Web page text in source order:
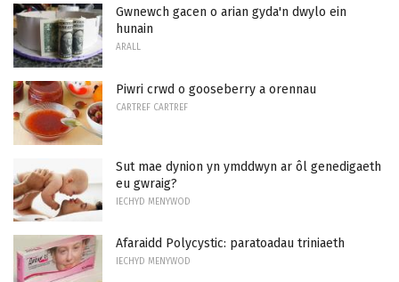
Gwnewch gacen o arian gyda'n dwylo ein
hunain
ARALL
Piwri crwd o gooseberry a orennau
CARTREF CARTREF
Sut mae dynion yn ymddwyn ar ôl genedigaeth
eu gwraig?
IECHYD MENYWOD
Afaraidd Polycystic: paratoadau triniaeth
IECHYD MENYWOD